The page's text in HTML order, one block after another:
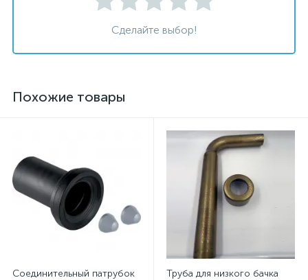
Сделайте выбор!
Похожие товары
Соединительный патрубок
Труба для низкого бачка